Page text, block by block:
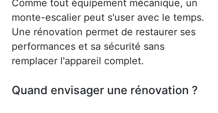
Comme tout équipement mécanique, un
monte-escalier peut s'user avec le temps.
Une rénovation permet de restaurer ses
performances et sa sécurité sans
remplacer l'appareil complet.
Quand envisager une rénovation ?